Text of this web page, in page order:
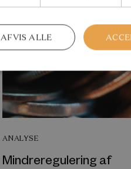
ANALYSE
Mindreregulering af
AFVIS ALLE